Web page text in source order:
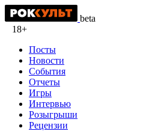
beta
18+
Посты
Новости
События
Отчеты
Игры
Интервью
Розыгрыши
Рецензии